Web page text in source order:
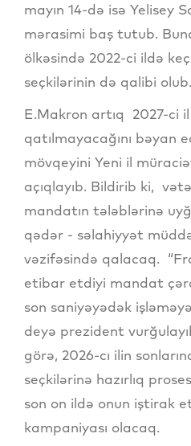
mayın 14-də isə Yelisey
mərasimi baş tutub.
ölkəsində 2022-ci ildə
seçkilərinin də qalibi olub.
E.Makron artıq 2027-ci
qatılmayacağını bəyan
mövqeyini Yeni il
açıqlayıb. Bildirib ki,
mandatın tələblərinə
qədər - səlahiyyət
vəzifəsində qalacaq.
etibar etdiyi mandat
son saniyəyədək
deyə prezident
görə, 2026-cı ilin
seçkilərinə hazırlıq
son on ildə onun iştirak
kampaniyası olacaq.